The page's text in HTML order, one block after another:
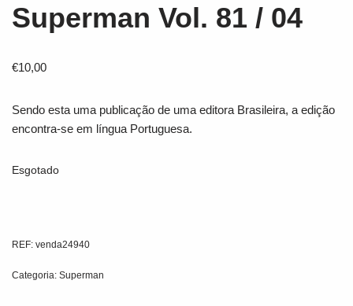
Superman Vol. 81 / 04
€10,00
Sendo esta uma publicação de uma editora Brasileira, a edição
encontra-se em língua Portuguesa.
Esgotado
REF: venda24940
Categoria: Superman